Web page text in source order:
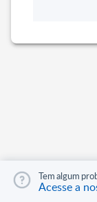
Tem algum
Acesse a